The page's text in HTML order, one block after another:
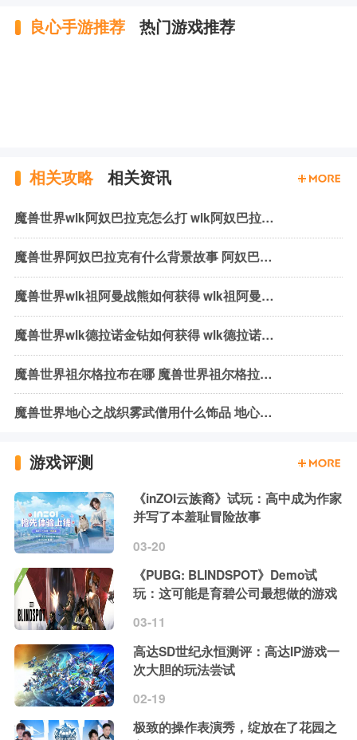
良心手游推荐 热门游戏推荐
相关攻略 相关资讯
魔兽世界wlk阿奴巴拉克怎么打 wlk阿奴巴拉克机制与打法
魔兽世界阿奴巴拉克有什么背景故事 阿奴巴拉克背景故事介绍
魔兽世界wlk祖阿曼战熊如何获得 wlk祖阿曼战熊获取方式介绍
魔兽世界wlk德拉诺金钻如何获得 wlk德拉诺金钻获取方法介绍
魔兽世界祖尔格拉布在哪 魔兽世界祖尔格拉布位置介绍
魔兽世界地心之战织雾武僧用什么饰品 地心之战织雾武僧饰品推荐
游戏评测
《inZOI云族裔》试玩：高中成为作家
并写了本羞耻冒险故事
03-20
《PUBG: BLINDSPOT》Demo试
玩：这可能是育碧公司最想做的游戏
03-11
高达SD世纪永恒测评：高达IP游戏一
次大胆的玩法尝试
02-19
极致的操作表演秀，绽放在了花园之